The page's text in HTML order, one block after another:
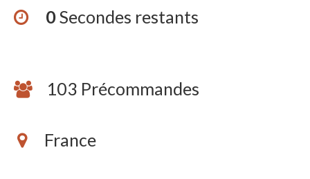
0Secondes restants
103 Précommandes
France